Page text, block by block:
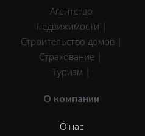
Агентство
недвижимости |
Строительство домов |
Страхование |
Туризм |
О компании
О нас